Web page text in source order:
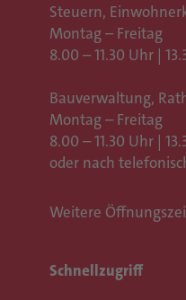
Steuern,
Montag – Freitag
8.00 – 11.30 Uhr |
Bauverwaltung,
Montag – Freitag
8.00 – 11.30 Uhr |
oder nach
Weitere
Schnellzugriff